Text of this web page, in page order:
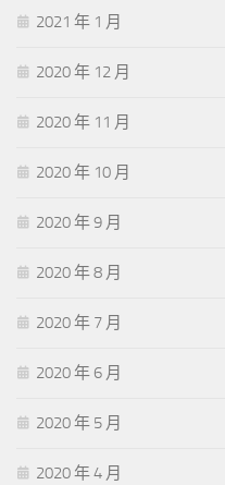
2021 年 1 月
2020 年 12 月
2020 年 11 月
2020 年 10 月
2020 年 9 月
2020 年 8 月
2020 年 7 月
2020 年 6 月
2020 年 5 月
2020 年 4 月